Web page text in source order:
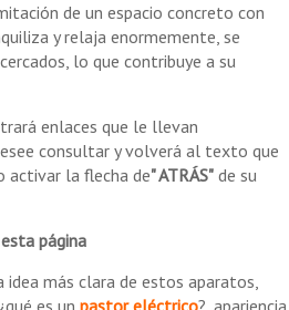
de un espacio concreto con
y relaja enormemente, se
lo que contribuye a su
enlaces que le llevan
consultar y volverá al texto que
activar la flecha de" ATRÁS" de su
página
más clara de estos aparatos,